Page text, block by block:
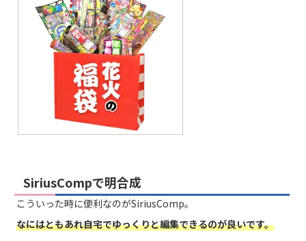
SiriusCompで明合成
こういった時に便利なのがSiriusComp。
なにはともあれ自宅でゆっくりと編集できるのが良いです。